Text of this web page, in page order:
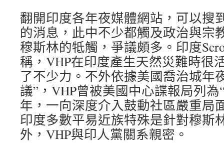
翻開印度各年夜媒體網站，可以搜
的消息，此中不少都觸及政治與宗
穆斯林的牴觸，爭議頗多。印度
稱，VHP在印度產生天然災難時很
了不少力。不外依據美國喬治城年
議”，VHP曾被美國中心諜報局列
年，一向深度介入鼓動社區嚴重局
印度多數平易近族特殊是針對穆斯
外，VHP與印人黨關系親密。